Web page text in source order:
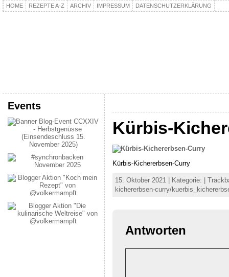
HOME REZEPTE A-Z ARCHIV IMPRESSUM DATENSCHUTZERKLÄRUNG
Events
Kürbis-
Kürbis-Kichererbsen-Curry
15. Oktober 2021 | Kategorie: |
kichererbsen-curry/
Antworten